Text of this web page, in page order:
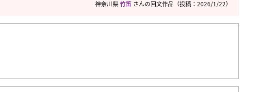
神奈川県竹笛 さんの回文作品 （投稿：2026/1/22）